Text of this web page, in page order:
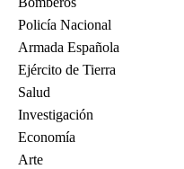
Policía Nacional
Armada Española
Ejército de Tierra
Salud
Investigación
Economía
Arte